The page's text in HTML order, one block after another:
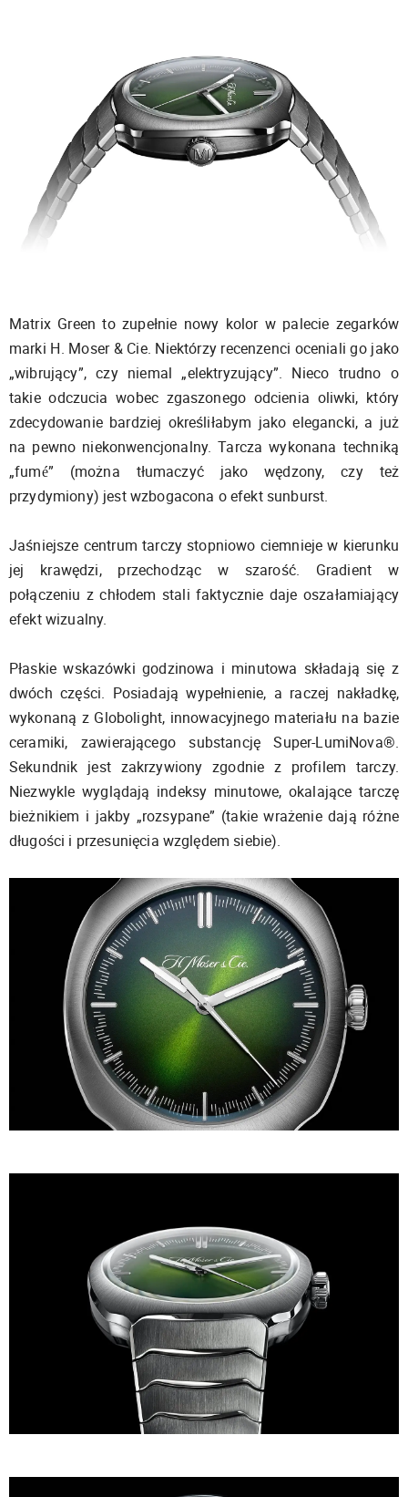
Matrix Green to zupełnie nowy kolor w palecie zegarków
marki H. Moser & Cie. Niektórzy recenzenci oceniali go jako
„wibrujący”, czy niemal „elektryzujący”. Nieco trudno o
takie odczucia wobec zgaszonego odcienia oliwki, który
zdecydowanie bardziej określiłabym jako elegancki, a już
na pewno niekonwencjonalny. Tarcza wykonana techniką
„fumé” (można tłumaczyć jako wędzony, czy też
przydymiony) jest wzbogacona o efekt sunburst.
Jaśniejsze centrum tarczy stopniowo ciemnieje w kierunku
jej krawędzi, przechodząc w szarość. Gradient w
połączeniu z chłodem stali faktycznie daje oszałamiający
efekt wizualny.
Płaskie wskazówki godzinowa i minutowa składają się z
dwóch części. Posiadają wypełnienie, a raczej nakładkę,
wykonaną z Globolight, innowacyjnego materiału na bazie
ceramiki, zawierającego substancję Super-LumiNova®.
Sekundnik jest zakrzywiony zgodnie z profilem tarczy.
Niezwykle wyglądają indeksy minutowe, okalające tarczę
bieżnikiem i jakby „rozsypane” (takie wrażenie dają różne
długości i przesunięcia względem siebie).